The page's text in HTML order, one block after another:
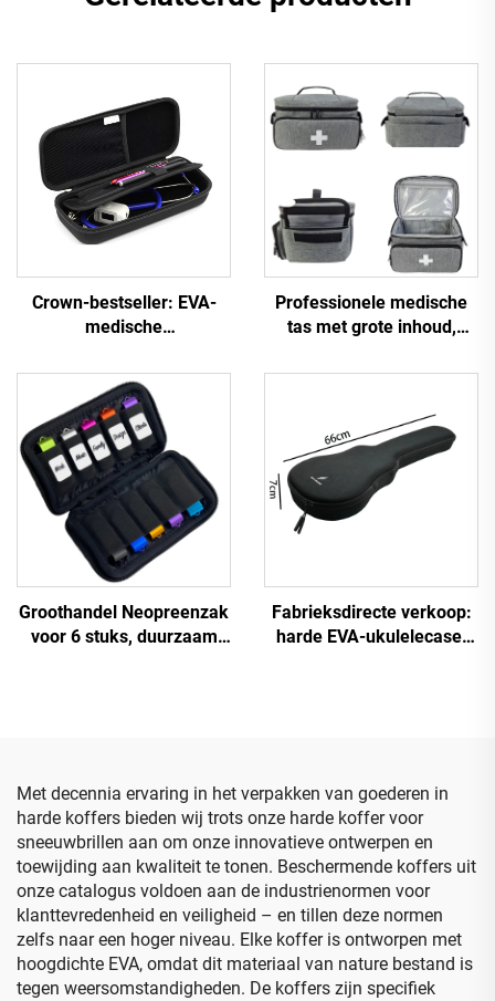
Crown-bestseller: EVA-
medische
draagtas met harde shell,
op maat gemaakte
medische opbergcase
voor stethoscopen
Professionele medische
tas met grote inhoud,
rits, geschikt als eerste-
onderweg, ook geschikt
als draagtasje voor buiten
Groothandel Neopreenzak
voor 6 stuks, duurzaam
Fabrieksdirecte verkoop:
harde EVA-ukulelecase,
Met decennia ervaring in het verpakken van goederen in
harde koffers bieden wij trots onze harde koffer voor
sneeuwbrillen aan om onze innovatieve ontwerpen en
toewijding aan kwaliteit te tonen. Beschermende koffers uit
onze catalogus voldoen aan de industrienormen voor
klanttevredenheid en veiligheid – en tillen deze normen
zelfs naar een hoger niveau. Elke koffer is ontworpen met
hoogdichte EVA, omdat dit materiaal van nature bestand is
tegen weersomstandigheden. De koffers zijn specifiek